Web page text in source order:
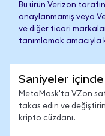
Bu ürün Verizon
onaylanmamış veya
ve diğer ticari
tanımlamak amacıyla
Saniyeler
MetaMask'ta VZon
takas edin ve
kripto cüzdanı.